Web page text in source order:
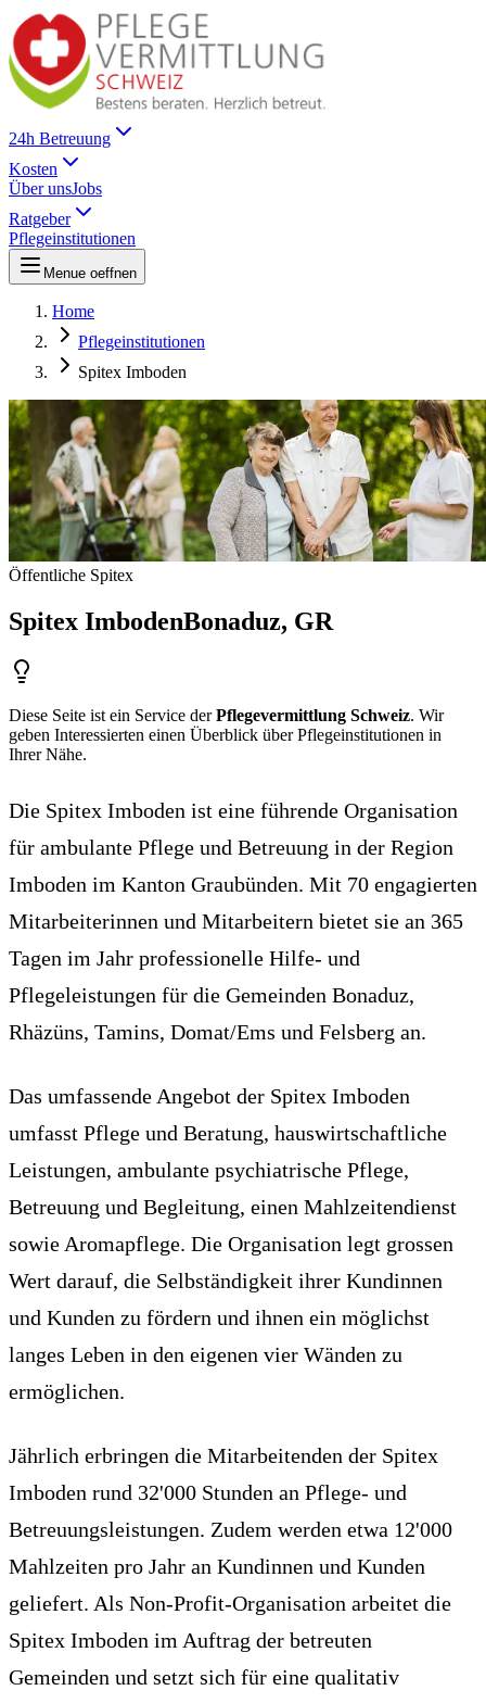
24h Betreuung
Kosten
Über unsJobs
Ratgeber
Pflegeinstitutionen
Menue oeffnen
Home
Pflegeinstitutionen
Spitex Imboden
Öffentliche Spitex
Spitex ImbodenBonaduz, GR
Diese Seite ist ein Service derPflegevermittlung Schweiz. Wir
geben Interessierten einen Überblick über Pflegeinstitutionen in
Ihrer Nähe.
Die Spitex Imboden ist eine führende Organisation
für ambulante Pflege und Betreuung in der Region
Imboden im Kanton Graubünden. Mit 70 engagierten
Mitarbeiterinnen und Mitarbeitern bietet sie an 365
Tagen im Jahr professionelle Hilfe- und
Pflegeleistungen für die Gemeinden Bonaduz,
Rhäzüns, Tamins, Domat/Ems und Felsberg an.
Das umfassende Angebot der Spitex Imboden
umfasst Pflege und Beratung, hauswirtschaftliche
Leistungen, ambulante psychiatrische Pflege,
Betreuung und Begleitung, einen Mahlzeitendienst
sowie Aromapflege. Die Organisation legt grossen
Wert darauf, die Selbständigkeit ihrer Kundinnen
und Kunden zu fördern und ihnen ein möglichst
langes Leben in den eigenen vier Wänden zu
ermöglichen.
Jährlich erbringen die Mitarbeitenden der Spitex
Imboden rund 32'000 Stunden an Pflege- und
Betreuungsleistungen. Zudem werden etwa 12'000
Mahlzeiten pro Jahr an Kundinnen und Kunden
geliefert. Als Non-Profit-Organisation arbeitet die
Spitex Imboden im Auftrag der betreuten
Gemeinden und setzt sich für eine qualitativ